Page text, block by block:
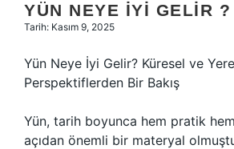
Hakkımızda
YÜN NEYE IYI GELIR ?
Tarih: Kasım 9, 2025
Yün Neye İyi Gelir? Küresel ve
Perspektiflerden Bir Bakış
Yün, tarih boyunca hem pratik
açıdan önemli bir materyal